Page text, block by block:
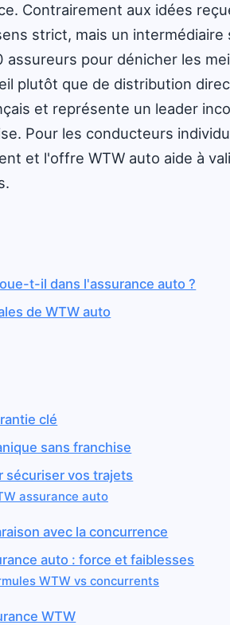
Contrairement aux idées
strict, mais un intermédiaire
assureurs pour dénicher les
plutôt que de distribution
et représente un leader
Pour les conducteurs
et l'offre WTW auto aide à
t-il dans l'assurance auto ?
de WTW auto
clé
sans franchise
sécuriser vos trajets
assurance auto
avec la concurrence
auto : force et faiblesses
WTW vs concurrents
WTW